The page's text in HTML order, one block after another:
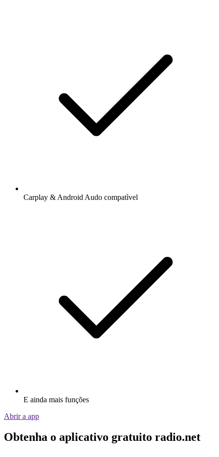
Carplay & Android Audo compatìvel
E ainda mais funções
Abrir a app
Obtenha o aplicativo gratuito radio.net